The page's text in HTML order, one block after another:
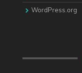
WordPress.org